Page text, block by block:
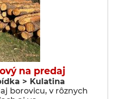
na predaj
> Kulatina
borovicu, v rôznych